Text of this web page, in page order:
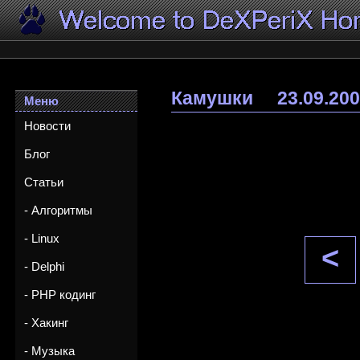
Меню
Новости
Блог
Статьи
- Алгоритмы
- Linux
- Delphi
- PHP кодинг
- Хакинг
- Музыка
Камушки
<